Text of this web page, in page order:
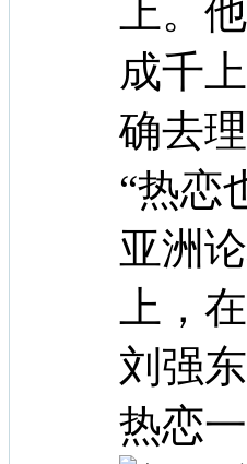
上。
成千
确去
“热恋
亚洲
上，
刘强
热恋